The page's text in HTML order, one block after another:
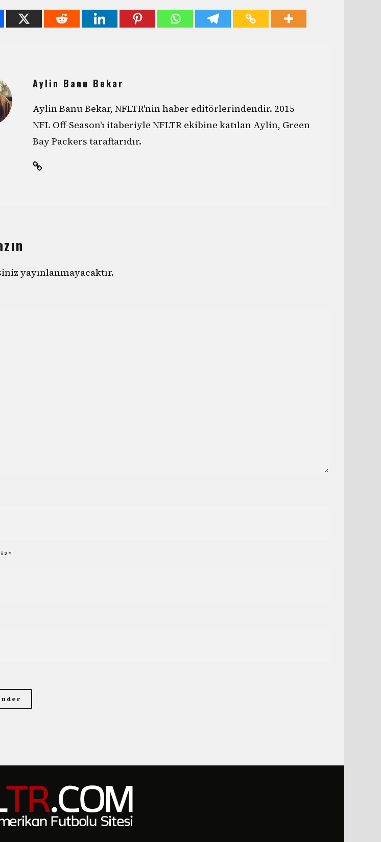
Aylin Banu Bekar
Aylin Banu Bekar, NFLTR'nin haber editörlerindendir. 2015
NFL Off-Season'ı itaberiyle NFLTR ekibine katılan Aylin, Green
Bay Packers taraftarıdır.
yayınlanmayacaktır.
*